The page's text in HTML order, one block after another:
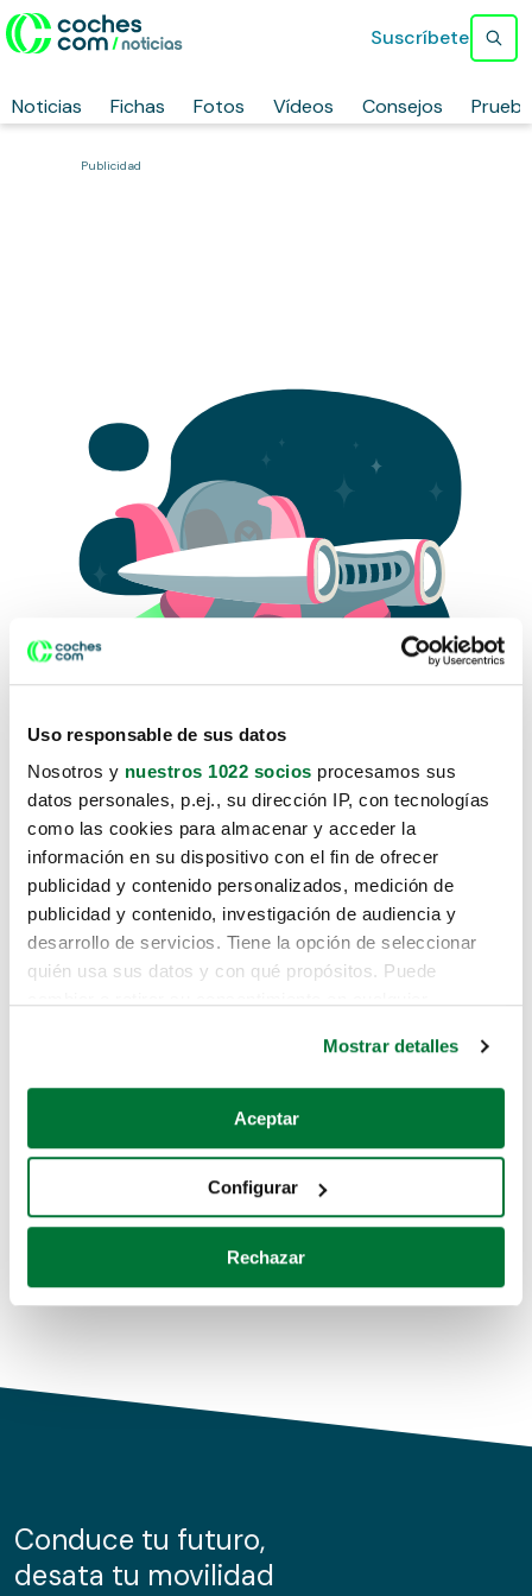
Uso responsable de sus datos
Nosotros y nuestros 1022 socios procesamos sus
datos personales, p.ej., su dirección IP, con tecnologías
como las cookies para almacenar y acceder la
información en su dispositivo con el fin de ofrecer
publicidad y contenido personalizados, medición de
publicidad y contenido, investigación de audiencia y
desarrollo de servicios. Tiene la opción de seleccionar
quién usa sus datos y con qué propósitos. Puede
Si lo permite, también quisiéramos:
Recopilar información sobre su ubicación geográfica
Identificar su dispositivo analizándolo activamente
para buscar características específicas (huellas
Obtenga más información sobre cómo se procesan sus
de cookies.
información sobre el uso que haga del sitio web con
nuestros partners de redes sociales, publicidad y análisis
Mostrar detalles
Aceptar
Configurar
Rechazar
Noticias Fichas Fotos Vídeos Consejos
Suscríbete
Publicidad
Lo sentimos, no sabemos como
te hemos traido hasta aquí.
Pero puedes encontrar el coche que estás
buscando en alguno de estos enlaces:
Coches de segunda mano
Coches de km0
Conduce tu futuro,
desata tu movilidad